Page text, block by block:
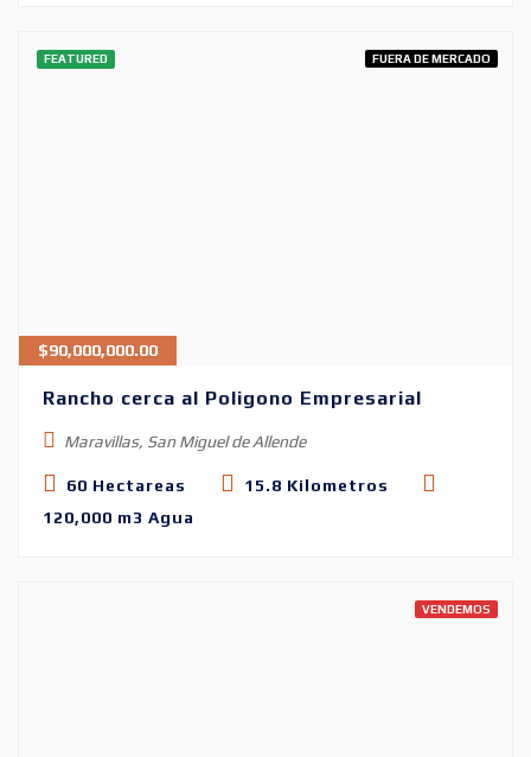
FEATURED FUERA DE MERCADO
$90,000,000.00
Rancho cerca al Poligono Empresarial
Maravillas, San Miguel de Allende
60 Hectareas
15.8 Kilometros
120,000 m3 Agua
VENDEMOS